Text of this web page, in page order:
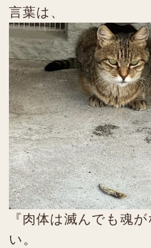
言葉は、
『肉体は滅んでも魂
い。